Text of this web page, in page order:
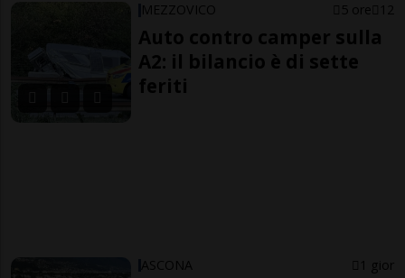
MEZZOVICO 5 ore 12
Auto contro camper sulla
A2: il bilancio è di sette
feriti
ASCONA 1 gior